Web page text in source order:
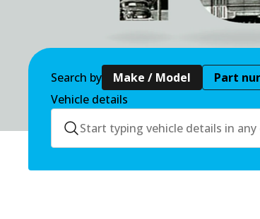
Search by Make / Model
Part
Vehicle details